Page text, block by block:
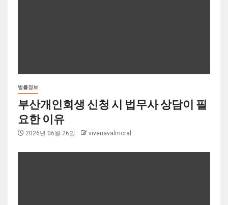
법률정보
부산개인회생 신청 시 법무사 상담이 필
요한 이유
2026년 06월 26일 vivenavalmoral